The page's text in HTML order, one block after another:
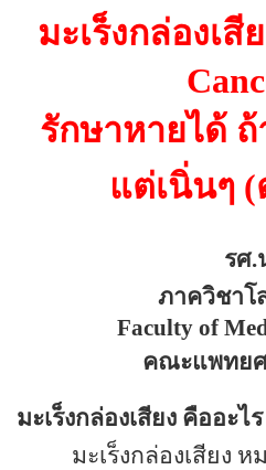
มะเร็งกล่องเสี
รักษาหายได้
แต่เนิ่นๆ
รศ.
ภาควิชาโ
Faculty of
คณะแพทย
มะเร็งกล่องเสียง คืออะไร
มะเร็งกล่องเสียง